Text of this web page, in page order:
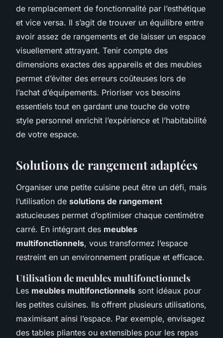
de remplacement de fonctionnalité par l’esthétique
et vice versa. Il s’agit de trouver un équilibre entre
avoir assez de rangements et de laisser un espace
visuellement attrayant. Tenir compte des
dimensions exactes des appareils et des meubles
permet d’éviter des erreurs coûteuses lors de
l’achat d’équipements. Prioriser vos besoins
essentiels tout en gardant une touche de votre
style personnel enrichit l’expérience et l’habitabilité
de votre espace.
Solutions de rangement adaptées
Organiser une petite cuisine peut être un défi, mais
l’utilisation de solutions de rangement
astucieuses permet d’optimiser chaque centimètre
carré. En intégrant des meubles
multifonctionnels, vous transformez l’espace
restreint en un environnement pratique et efficace.
Utilisation de meubles multifonctionnels
Les meubles multifonctionnels sont idéaux pour
les petites cuisines. Ils offrent plusieurs utilisations,
maximisant ainsi l’espace. Par exemple, envisagez
des tables pliantes ou extensibles pour les repas